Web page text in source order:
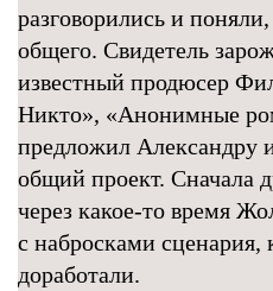
разговорились и
общего. Свидетель
известный продюсер
Никто», «Анонимные
предложил Александру
общий проект. Сначала
через какое-то время
с набросками сценария,
доработали.